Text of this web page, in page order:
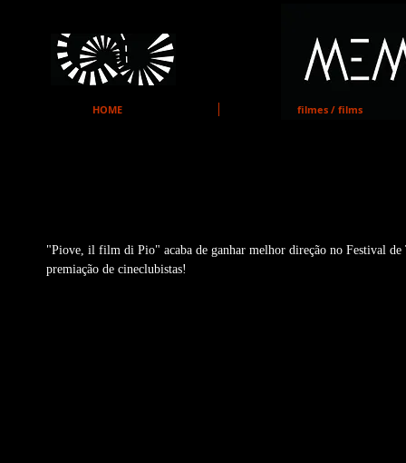
HOME filmes / films
"Piove, il film di Pio" acaba de ganhar melhor direção no Festival
premiação de cineclubistas!